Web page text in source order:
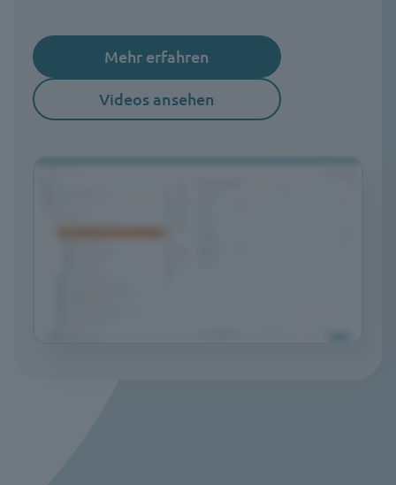
Mehr erfahren
Videos ansehen